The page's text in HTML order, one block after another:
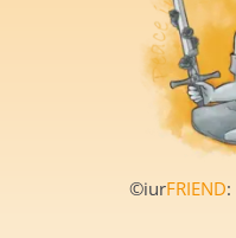
©iurFRIEND: